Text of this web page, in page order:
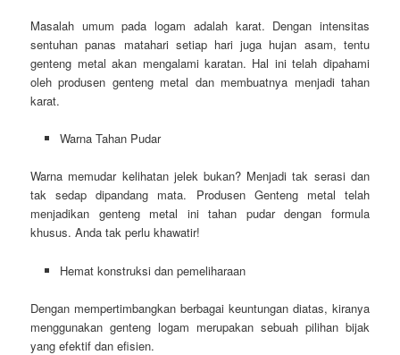
Masalah umum pada logam adalah karat. Dengan intensitas
sentuhan panas matahari setiap hari juga hujan asam, tentu
genteng metal akan mengalami karatan. Hal ini telah dipahami
oleh produsen genteng metal dan membuatnya menjadi tahan
karat.
Warna Tahan Pudar
Warna memudar kelihatan jelek bukan? Menjadi tak serasi dan
tak sedap dipandang mata. Produsen Genteng metal telah
menjadikan genteng metal ini tahan pudar dengan formula
khusus. Anda tak perlu khawatir!
Hemat konstruksi dan pemeliharaan
Dengan mempertimbangkan berbagai keuntungan diatas, kiranya
menggunakan genteng logam merupakan sebuah pilihan bijak
yang efektif dan efisien.